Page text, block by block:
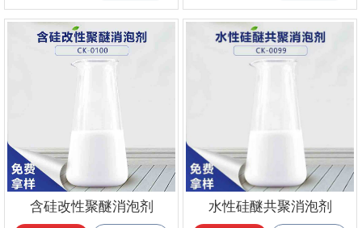
含硅改性聚醚消泡剂 水性硅醚共聚消泡剂